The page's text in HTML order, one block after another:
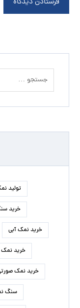
فرستادن دیدگاه
تولید
خرید
خرید نمک آبی
خرید
خرید نمک
سنگ